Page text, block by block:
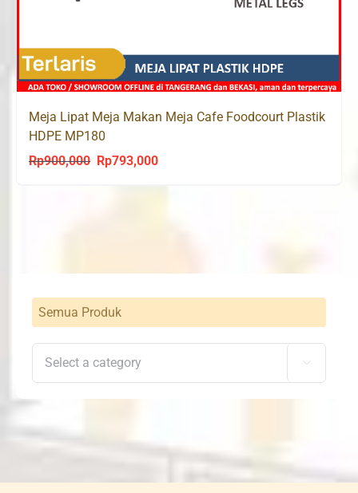
Meja Lipat Meja Makan Meja Cafe Foodcourt Plastik
HDPE MP180
Rp900,000
Original
Rp793,000Current
Semua Produk
